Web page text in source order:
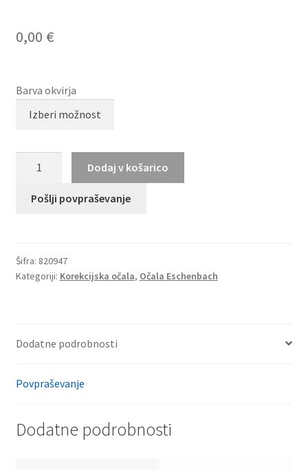
0,00 €
Barva okvirja
količina
Dodaj v košarico
Pošlji povpraševanje
Šifra: 820947
Kategoriji: Korekcijska očala, Očala Eschenbach
Dodatne podrobnosti
Povpraševanje
Dodatne podrobnosti